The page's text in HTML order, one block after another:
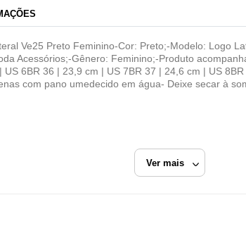
Ver mais
Ve25 Preto Feminino-Cor: Preto;-Modelo: Logo
Acessórios;-Gênero: Feminino;-Produto
6BR 36 | 23,9 cm | US 7BR 37 | 24,6 cm | US
com pano umedecido em água- Deixe secar à